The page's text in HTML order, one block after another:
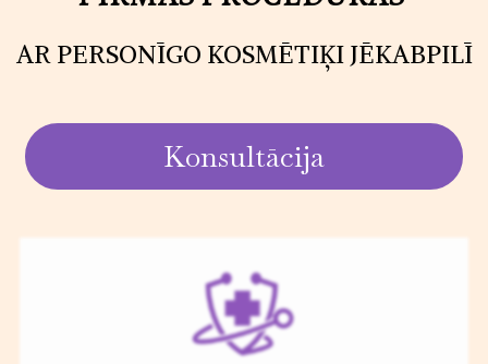
AR PERSONĪGO KOSMĒTIĶI JĒKABPILĪ
Konsultācija